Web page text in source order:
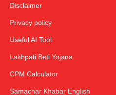
Disclaimer
Privacy policy
Useful AI Tool
Lakhpati Beti Yojana
CPM Calculator
Samachar Khabar English